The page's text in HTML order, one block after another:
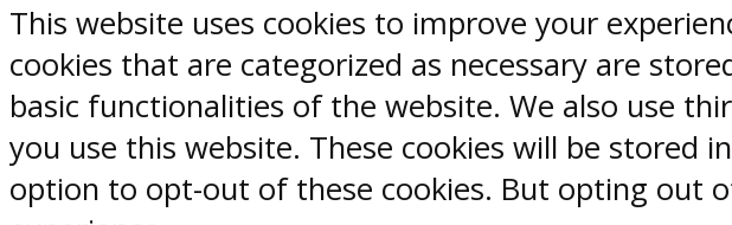
This website uses cookies to improve your
cookies that are categorized as necessary are
basic functionalities of the website. We also use
you use this website. These cookies will be stored
option to opt-out of these cookies. But opting out